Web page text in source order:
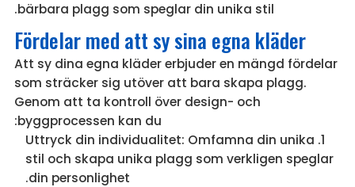
bärbara plagg som speglar din unika stil.
Fördelar med att sy sina egna kläder
Att sy dina egna kläder erbjuder en mängd fördelar
som sträcker sig utöver att bara skapa plagg.
Genom att ta kontroll över design- och
byggprocessen kan du:
Uttryck din individualitet: Omfamna din unika
stil och skapa unika plagg som verkligen speglar
din personlighet.